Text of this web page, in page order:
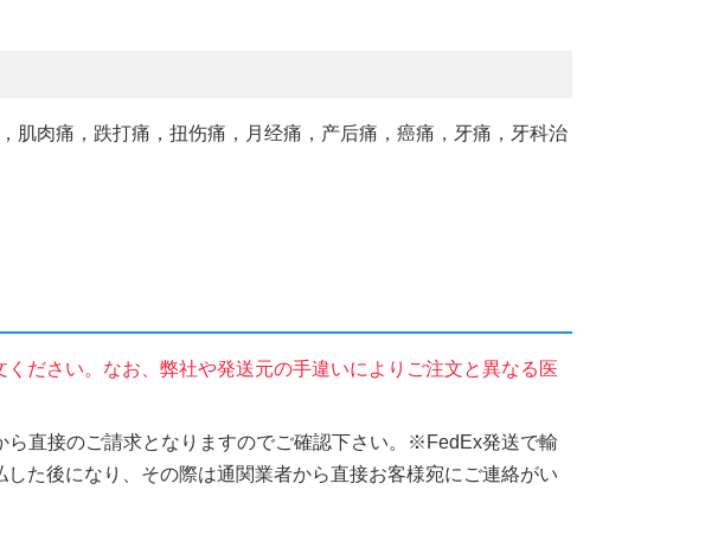
肌肉痛，跌打痛，扭伤痛，月经痛，产后痛，癌痛，牙痛，牙科治
ださい。なお、弊社や発送元の手違いによりご注文と異なる医
直接のご請求となりますのでご確認下さい。※FedEx発送で輸
た後になり、その際は通関業者から直接お客様宛にご連絡がい